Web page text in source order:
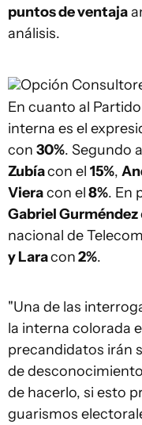
puntos de ventaja
análisis.
Opción
En cuanto al
interna es el
con 30%. Segundo
Zubíacon el 15%,
Vieracon el8%. En
Gabriel Gurméndez
nacional de
y Laracon2%.
"Una de las
la interna colorada
precandidatos irán
de
de hacerlo, si esto
guarismos